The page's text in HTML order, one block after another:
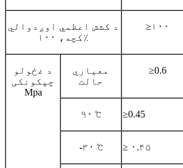
د کشش اعظمي اوږدوالي
کچه، ۱۰۰٪
≥۱۰۰
د غځولو
چپکونکی
Mpa
معیاري
حالت
≥0.6
۹۰ ℃ ≥0.45
-۳۰ ℃ ≥ ۰.۴۵